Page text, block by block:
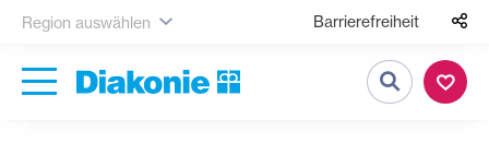
Region auswählen Barrierefreiheit
Suche